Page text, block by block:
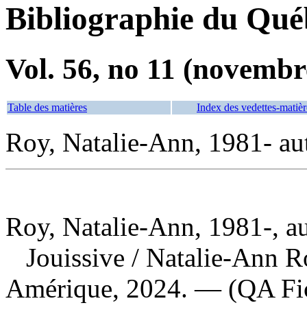
Bibliographie du
Vol. 56, no 11
Table des matières Index des vedettes-
Roy, Natalie-Ann, 1981-
Roy, Natalie-Ann, 1981-,
Jouissive / Natalie-Ann
Amérique, 2024. — (QA